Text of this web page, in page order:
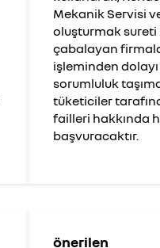
Mekanik Servisi
oluşturmak
çabalayan
işleminden
sorumluluk
tüketiciler
failleri hakkında
başvuracaktır.
önerilen